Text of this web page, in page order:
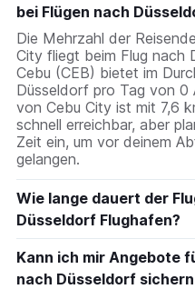
bei Flügen nach
Die Mehrzahl der
City fliegt beim Flug nach
Cebu (CEB) bietet im
Düsseldorf pro Tag von 0
von Cebu City ist mit 7,6
schnell erreichbar, aber
Zeit ein, um vor deinem
gelangen.
Wie lange dauert der
Düsseldorf Flughafen?
Kann ich mir Angebote
nach Düsseldorf